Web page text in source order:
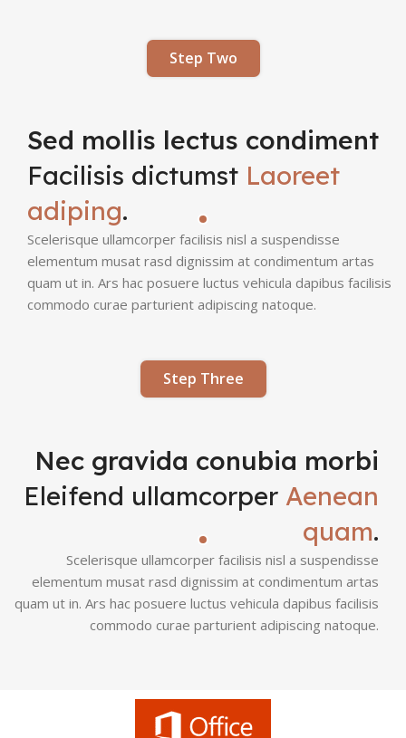
Step Two
Sed mollis lectus condiment
Facilisis dictumst Laoreet
adiping.
Scelerisque ullamcorper facilisis nisl a suspendisse
elementum musat rasd dignissim at condimentum artas
quam ut in. Ars hac posuere luctus vehicula dapibus facilisis
commodo curae parturient adipiscing natoque.
Step Three
Nec gravida conubia morbi
Eleifend ullamcorper Aenean
quam.
Scelerisque ullamcorper facilisis nisl a suspendisse
elementum musat rasd dignissim at condimentum artas
quam ut in. Ars hac posuere luctus vehicula dapibus facilisis
commodo curae parturient adipiscing natoque.